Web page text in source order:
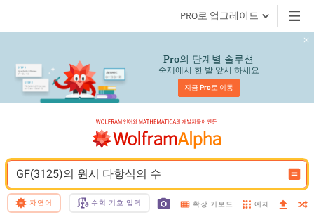
PRO로 업그레이드
Pro의 단계별 솔루션
숙제에서 한 발 앞서 하세요
지금 Pro로 이동
GF(3125)의 원시 다항식의 수
자연어 수학 기호 입력 확장 키보드 예제